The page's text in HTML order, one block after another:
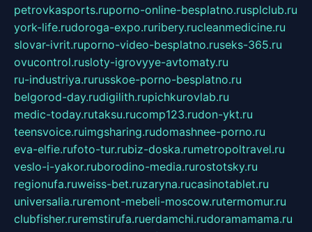
petrovkasports.ruporno-online-besplatno.rusplclub.ru
york-life.rudoroga-expo.ruribery.rucleanmedicine.ru
slovar-ivrit.ruporno-video-besplatno.ruseks-365.ru
ovucontrol.rusloty-igrovyye-avtomaty.ru
ru-industriya.rurusskoe-porno-besplatno.ru
belgorod-day.rudigilith.rupichkurovlab.ru
medic-today.rutaksu.rucomp123.rudon-ykt.ru
teensvoice.ruimgsharing.rudomashnee-porno.ru
eva-elfie.rufoto-tur.rubiz-doska.rumetropoltravel.ru
veslo-i-yakor.ruborodino-media.rurostotsky.ru
regionufa.ruweiss-bet.ruzaryna.rucasinotablet.ru
universalia.ruremont-mebeli-moscow.rutermomur.ru
clubfisher.ruremstirufa.ruerdamchi.rudoramamama.ru